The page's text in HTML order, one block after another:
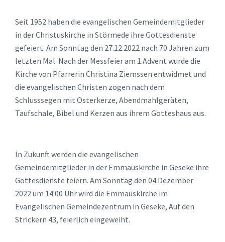
Seit 1952 haben die evangelischen Gemeindemitglieder
in der Christuskirche in Störmede ihre Gottesdienste
gefeiert. Am Sonntag den 27.12.2022 nach 70 Jahren zum
letzten Mal. Nach der Messfeier am 1.Advent wurde die
Kirche von Pfarrerin Christina Ziemssen entwidmet und
die evangelischen Christen zogen nach dem
Schlusssegen mit Osterkerze, Abendmahlgeräten,
Taufschale, Bibel und Kerzen aus ihrem Gotteshaus aus.
In Zukunft werden die evangelischen
Gemeindemitglieder in der Emmauskirche in Geseke ihre
Gottesdienste feiern. Am Sonntag den 04.Dezember
2022 um 14:00 Uhr wird die Emmauskirche im
Evangelischen Gemeindezentrum in Geseke, Auf den
Strickern 43, feierlich eingeweiht.